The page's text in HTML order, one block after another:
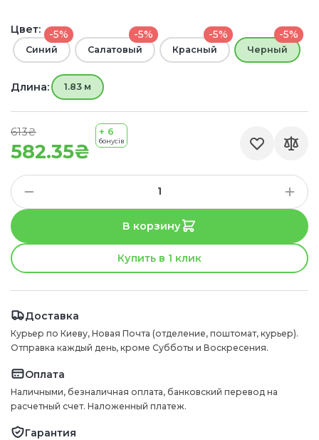
582.35₴
613₴ + 6
бонусів
Цвет: -5%
Синий
-5%
Салатовый
-5%
Красный
-5%
Черный
Длина: 1.83 м
В корзину
Купить в 1 клик
Доставка
Курьер по Киеву, Новая Почта (отделение, поштомат, курьер).
Отправка каждый день, кроме Субботы и Воскресения.
Оплата
Наличными, безналичная оплата, банковский перевод на
расчетный счет. Наложенный платеж.
Гарантия